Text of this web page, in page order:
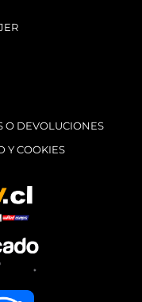
O DEVOLUCIONES
Y COOKIES